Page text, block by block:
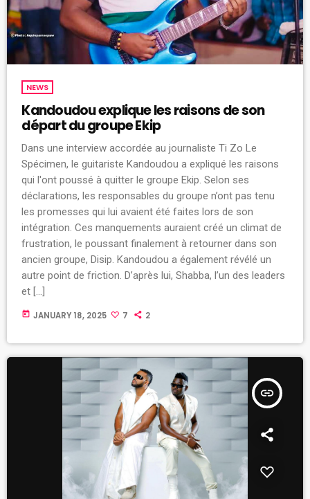
NEWS
Kandoudou explique les raisons de son
départ du groupe Ekip
Dans une interview accordée au journaliste Ti Zo Le
Spécimen, le guitariste Kandoudou a expliqué les raisons
qui l'ont poussé à quitter le groupe Ekip. Selon ses
déclarations, les responsables du groupe n’ont pas tenu
les promesses qui lui avaient été faites lors de son
intégration. Ces manquements auraient créé un climat de
frustration, le poussant finalement à retourner dans son
ancien groupe, Disip. Kandoudou a également révélé un
autre point de friction. D’après lui, Shabba, l’un des leaders
et […]
today JANUARY 18, 2025 7 2
insert_link